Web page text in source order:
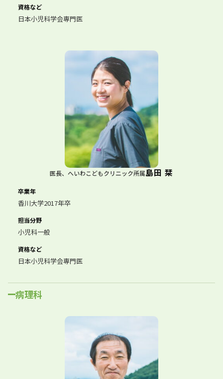
資格など
日本小児科学会専門医
医長、へいわこどもクリニック所属島田 栞
卒業年
香川大学2017年卒
担当分野
小児科一般
資格など
日本小児科学会専門医
病理科